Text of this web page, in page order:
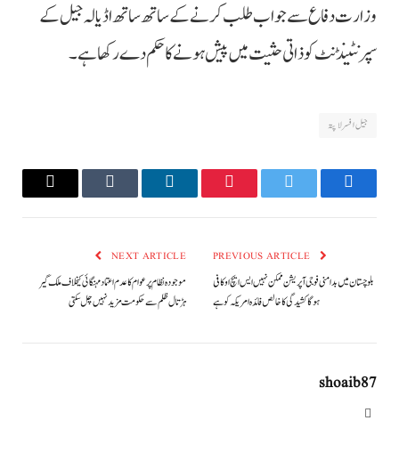
وزارت دفاع سے جواب طلب کرنے کے ساتھ ساتھ اڈیالہ جیل کے
سپرنٹینڈنٹ کو ذاتی حثیت میں پیش ہونے کا حکم دے رکھا ہے۔
جیل افسر لاپتہ
Facebook
Twitter
Pinterest
LinkedIn
Tumblr
Email
بلوچستان میں بدامنی فوجی آپریشن ممکن نہیں ایس ایچ او کافی
ہوگا کشیدگی کا خالص فائدہ امریکہ کو ہے
NEXT ARTICLE
موجودہ نظام پر عوام کا عدم اعتماد مہنگائی کیخلاف ملک گیر
ہڑتال ظلم سے حکومت مزید نہیں چل سکتی
shoaib87